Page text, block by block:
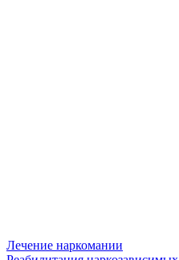
Лечение наркомании